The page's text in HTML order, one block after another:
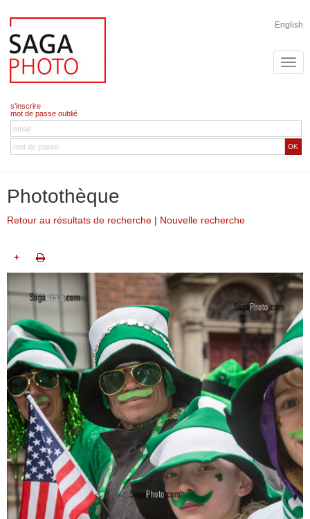
English
s'inscrire
mot de passe oublié
OK
Photothèque
Retour au résultats de recherche | Nouvelle recherche
+